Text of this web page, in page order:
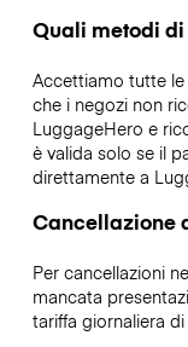
Quali metodi
Accettiamo tutte
che i negozi non
LuggageHero e
è valida solo se il
direttamente a
Cancellazione
Per cancellazioni
mancata
tariffa giornaliera